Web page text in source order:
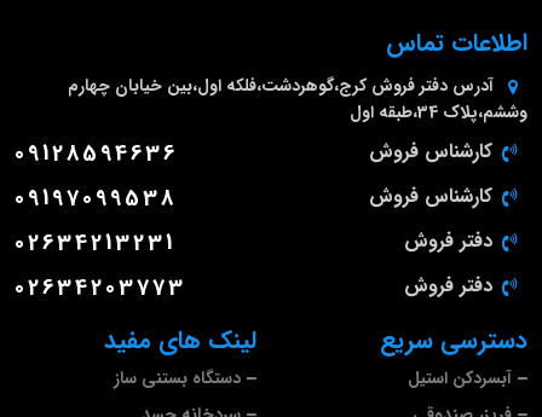
لینک های مفید
دستگاه بستنی ساز
دسترسی سریع
آبسردکن استیل
اطلاعات تماس
آدرس دفتر فروش کرج،گوهردشت،فلکه اول،بین خیابان چهارم
وششم،پلاک 34،طبقه اول
کارشناس فروش 09128594636
کارشناس فروش 09197099538
دفتر فروش 02634213231
دفتر فروش 02634203773